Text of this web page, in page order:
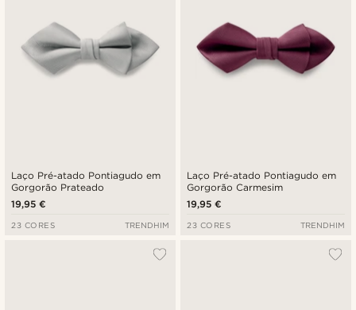
Laço Pré-atado Pontiagudo em
Gorgorão Prateado
19,95 €
23 CORES TRENDHIM
Laço Pré-atado Pontiagudo em
Gorgorão Carmesim
19,95 €
23 CORES TRENDHIM